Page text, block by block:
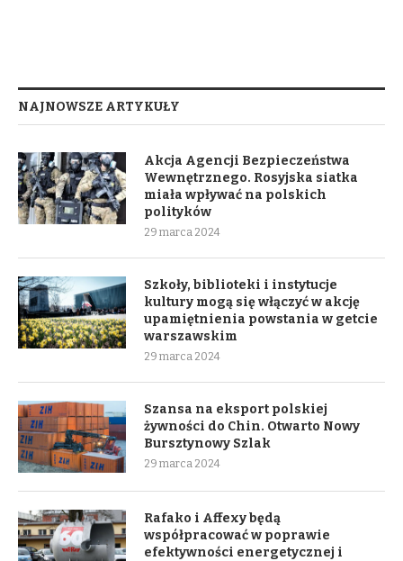
NAJNOWSZE ARTYKUŁY
Akcja Agencji Bezpieczeństwa
Wewnętrznego. Rosyjska siatka
miała wpływać na polskich
polityków
29 marca 2024
Szkoły, biblioteki i instytucje
kultury mogą się włączyć w akcję
upamiętnienia powstania w getcie
warszawskim
29 marca 2024
Szansa na eksport polskiej
żywności do Chin. Otwarto Nowy
Bursztynowy Szlak
29 marca 2024
Rafako i Affexy będą
współpracować w poprawie
efektywności energetycznej i